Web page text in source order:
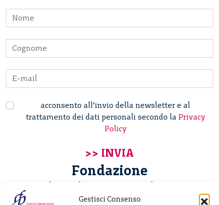
Gestisci Consenso
acconsento all’invio della newsletter e al
trattamento dei dati personali secondo la Privacy
Policy
Fondazione
Giannino Bassetti ETS